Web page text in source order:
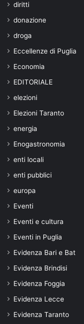
diritti
donazione
droga
Eccellenze di Puglia
Economia
EDITORIALE
elezioni
Elezioni Taranto
energia
Enogastronomia
enti locali
enti pubblici
europa
Eventi
Eventi e cultura
Eventi in Puglia
Evidenza Bari e Bat
Evidenza Brindisi
Evidenza Foggia
Evidenza Lecce
Evidenza Taranto